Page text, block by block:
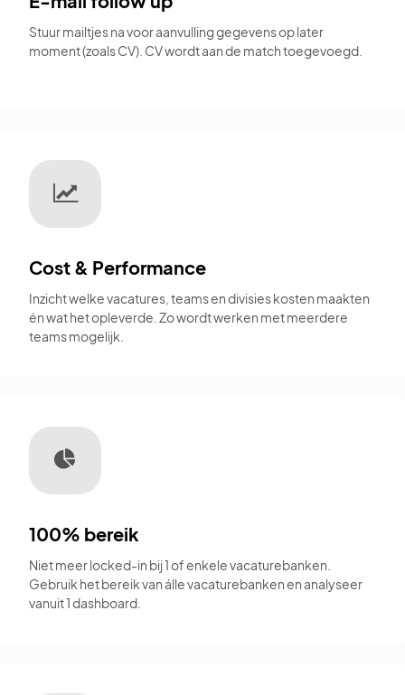
Stuur mailtjes na voor aanvulling gegevens op later
moment (zoals CV). CV wordt aan de match toegevoegd.
Cost & Performance
Inzicht welke vacatures, teams en divisies kosten maakten
én wat het opleverde. Zo wordt werken met meerdere
teams mogelijk.
100% bereik
Niet meer locked-in bij 1 of enkele vacaturebanken.
Gebruik het bereik van álle vacaturebanken en analyseer
vanuit 1 dashboard.